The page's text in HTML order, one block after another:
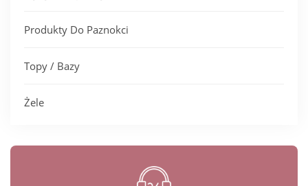
Produkty Do Paznokci
Topy / Bazy
Żele